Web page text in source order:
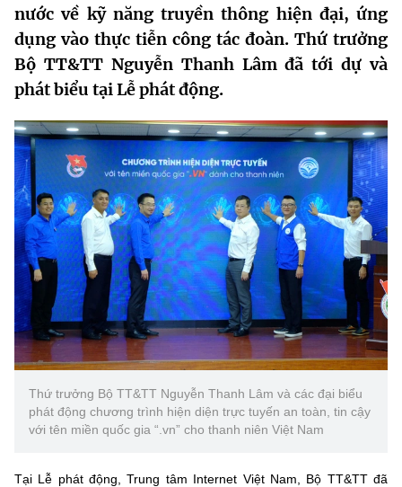
Bưu chính, Viễn thông
Sở hữu trí tuệ
Năng lượng nguyên tử
Tin tổng hợp
Tin địa phương
Văn bản chỉ đạo điều hành
Lấy ý kiến người dân về dự thảo VBQPPL
THỐNG KÊ
Khoa học và Công nghệ
Đổi mới sáng tạo
Chuyển đổi số
Bưu chính, Viễn thông
Sở hữu trí tuệ
Tiêu chuẩn, đo lường, chất lượng
Năng lượng nguyên tử
Multimedia
THƯ ĐIỆN TỬ
Khác
Videos
Infographic
Ảnh
Voice
Nhiệm vụ trọng tâm
Chọn ngôn ngữ
Vietnamese English
nước về kỹ năng truyền thông hiện đại, ứng
dụng vào thực tiễn công tác đoàn. Thứ trưởng
Bộ TT&TT Nguyễn Thanh Lâm đã tới dự và
phát biểu tại Lễ phát động.
Thứ trưởng Bộ TT&TT Nguyễn Thanh Lâm và các đại biểu
phát động chương trình hiện diện trực tuyến an toàn, tin cậy
với tên miền quốc gia “.vn” cho thanh niên Việt Nam
Tại Lễ phát động, Trung tâm Internet Việt Nam, Bộ TT&TT đã